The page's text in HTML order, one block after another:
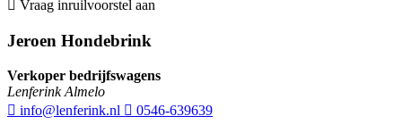
Vraag inruilvoorstel aan
Jeroen Hondebrink
Verkoper bedrijfswagens
Lenferink Almelo
info@lenferink.nl
0546-639639